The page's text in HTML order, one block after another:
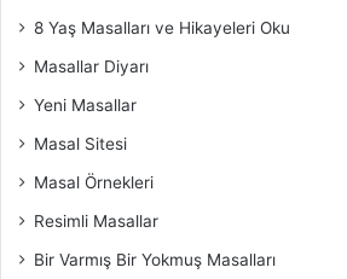
8 Yaş Masalları ve Hikayeleri Oku
Masallar Diyarı
Yeni Masallar
Masal Sitesi
Masal Örnekleri
Resimli Masallar
Bir Varmış Bir Yokmuş Masalları